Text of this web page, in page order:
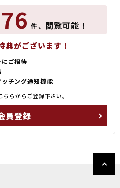
件、 閲覧可能！
典がございます！
ご招待
チング通知機能
らからご登録下さい。
員登録